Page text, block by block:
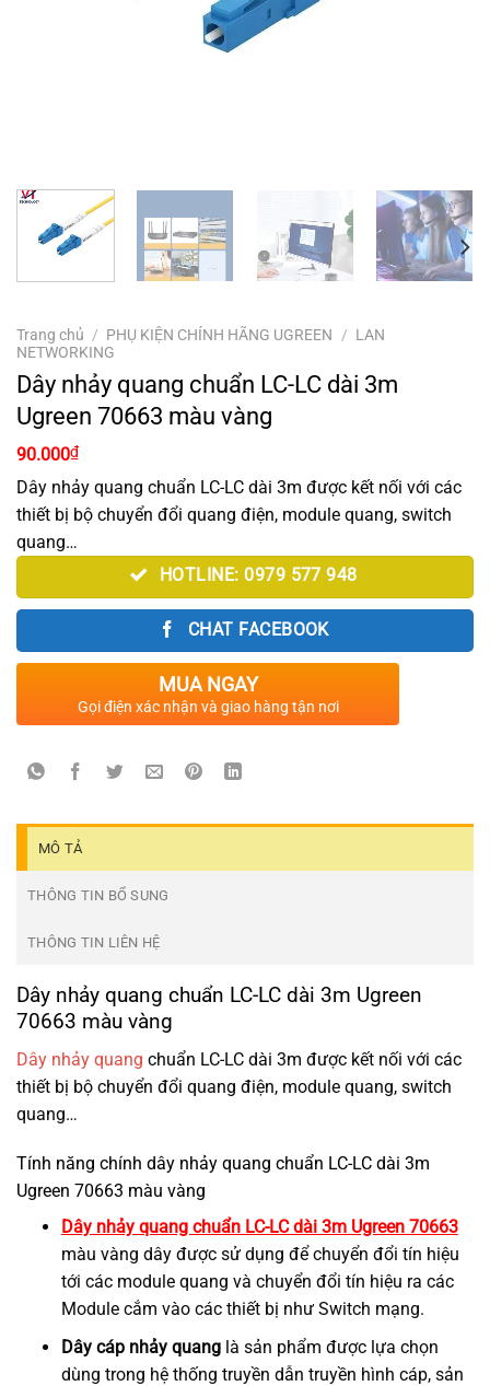
Trang chủ / PHỤ KIỆN CHÍNH HÃNG UGREEN / LAN
NETWORKING
Dây nhảy quang chuẩn LC-LC dài 3m
Ugreen 70663 màu vàng
90.000₫
Dây nhảy quang chuẩn LC-LC dài 3m được kết nối với các
thiết bị bộ chuyển đổi quang điện, module quang, switch
quang…
HOTLINE: 0979 577 948
CHAT FACEBOOK
MUA NGAY
Gọi điện xác nhận và giao hàng tận nơi
MÔ TẢ
THÔNG TIN BỔ SUNG
THÔNG TIN LIÊN HỆ
Dây nhảy quang chuẩn LC-LC dài 3m Ugreen
70663 màu vàng
Dây nhảy quang chuẩn LC-LC dài 3m được kết nối với các
thiết bị bộ chuyển đổi quang điện, module quang, switch
quang…
Tính năng chính dây nhảy quang chuẩn LC-LC dài 3m
Ugreen 70663 màu vàng
Dây nhảy quang chuẩn LC-LC dài 3m Ugreen 70663
màu vàng dây được sử dụng để chuyển đổi tín hiệu
tới các module quang và chuyển đổi tín hiệu ra các
Module cắm vào các thiết bị như Switch mạng.
Dây cáp nhảy quanglà sản phẩm được lựa chọn
dùng trong hệ thống truyền dẫn truyền hình cáp, sản